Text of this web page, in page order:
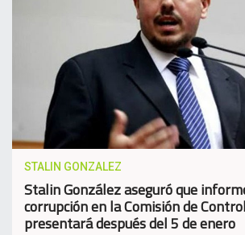
STALIN GONZALEZ
Stalin González aseguró que
corrupción en la Comisión de
presentará después del 5 de enero